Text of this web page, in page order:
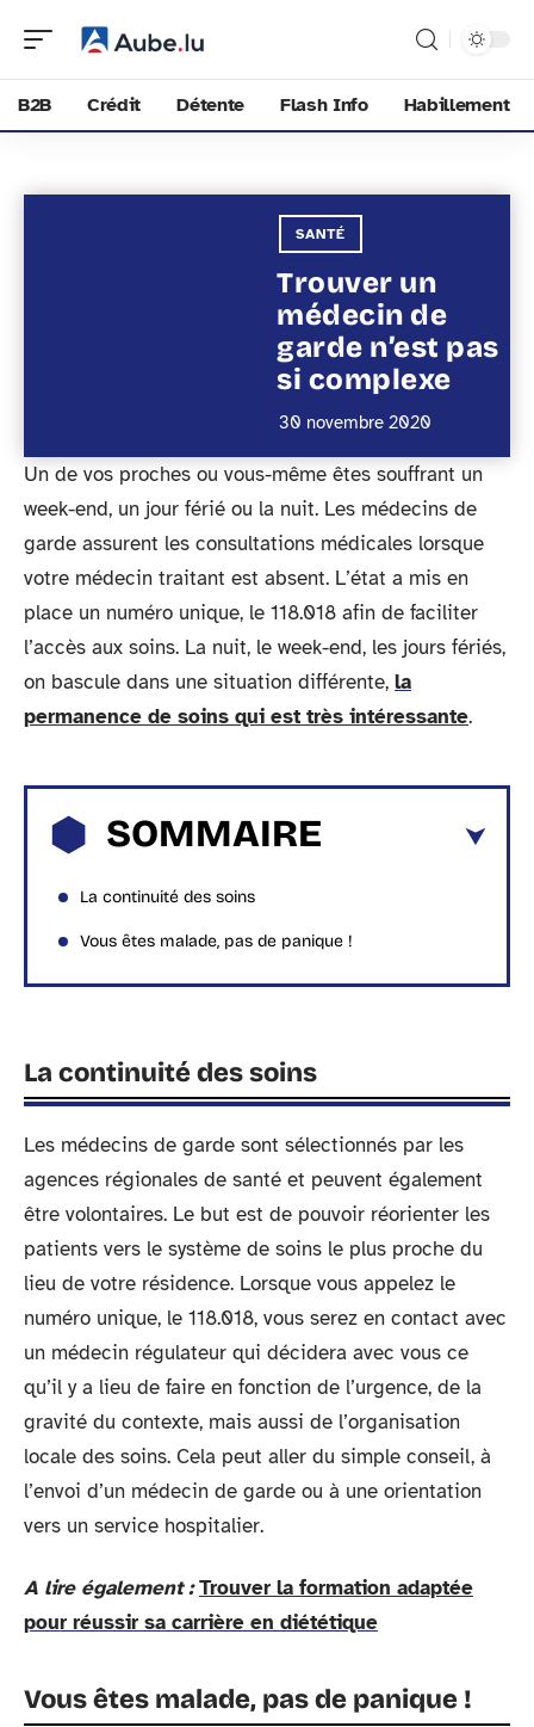
B2B Crédit Détente Flash Info Habillement
SANTÉ
Trouver un
médecin de
garde n’est pas
si complexe
30 novembre 2020
Un de vos proches ou vous-même êtes souffrant un
week-end, un jour férié ou la nuit. Les médecins de
garde assurent les consultations médicales lorsque
votre médecin traitant est absent. L’état a mis en
place un numéro unique, le 118.018 afin de faciliter
l’accès aux soins. La nuit, le week-end, les jours fériés,
on bascule dans une situation différente, la
permanence de soins qui est très intéressante.
SOMMAIRE
La continuité des soins
Vous êtes malade, pas de panique !
La continuité des soins
Les médecins de garde sont sélectionnés par les
agences régionales de santé et peuvent également
être volontaires. Le but est de pouvoir réorienter les
patients vers le système de soins le plus proche du
lieu de votre résidence. Lorsque vous appelez le
numéro unique, le 118.018, vous serez en contact avec
un médecin régulateur qui décidera avec vous ce
qu’il y a lieu de faire en fonction de l’urgence, de la
gravité du contexte, mais aussi de l’organisation
locale des soins. Cela peut aller du simple conseil, à
l’envoi d’un médecin de garde ou à une orientation
vers un service hospitalier.
A lire également : Trouver la formation adaptée
pour réussir sa carrière en diététique
Vous êtes malade, pas de panique !